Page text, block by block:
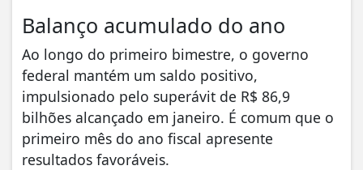
Balanço acumulado do ano
Ao longo do primeiro bimestre, o governo
federal mantém um saldo positivo,
impulsionado pelo superávit de R$ 86,9
bilhões alcançado em janeiro. É comum que o
primeiro mês do ano fiscal apresente
resultados favoráveis.